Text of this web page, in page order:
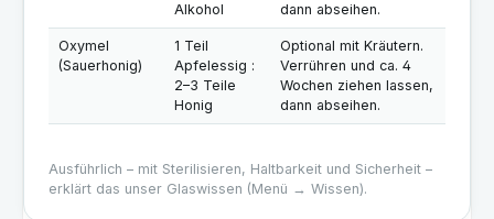
Alkohol
dann abseihen.
Oxymel
(Sauerhonig)
1 Teil
Apfelessig :
2–3 Teile
Honig
Optional mit Kräutern.
Verrühren und ca. 4
Wochen ziehen lassen,
dann abseihen.
Ausführlich – mit Sterilisieren, Haltbarkeit und Sicherheit –
erklärt das unser Glaswissen (Menü → Wissen).